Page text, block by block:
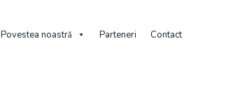
Povestea noastră Parteneri Contact